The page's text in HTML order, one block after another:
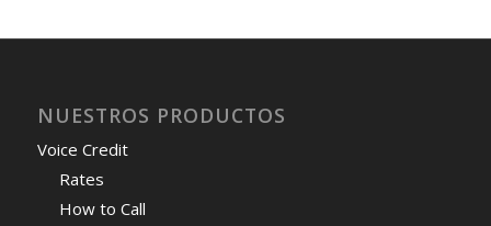
NUESTROS PRODUCTOS
Voice Credit
Rates
How to Call